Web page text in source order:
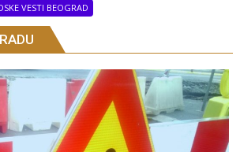
VESTI BEOGRAD